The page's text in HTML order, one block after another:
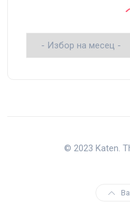
Склад
© 2023 Katen.